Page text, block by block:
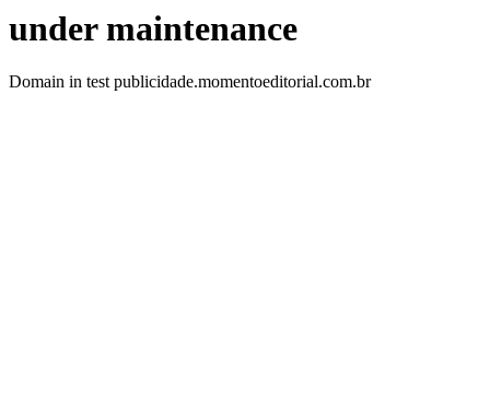
under maintenance
Domain in test publicidade.momentoeditorial.com.br